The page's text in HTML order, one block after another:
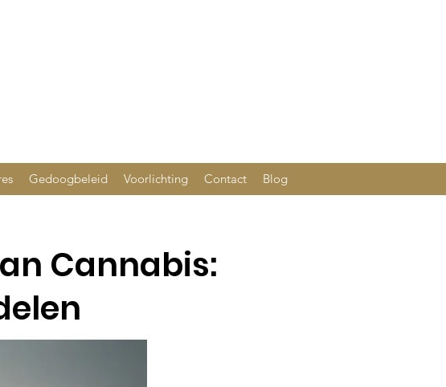
Gedoogbeleid Voorlichting Contact Blog
Cannabis: